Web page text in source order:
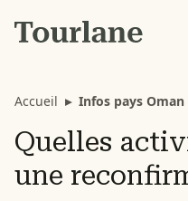
Accueil ▸ Infos pays Oman
Quelles
une